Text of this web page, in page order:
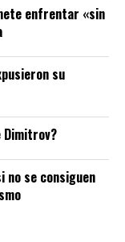
enfrentar «sin
su
Dimitrov?
no se consiguen